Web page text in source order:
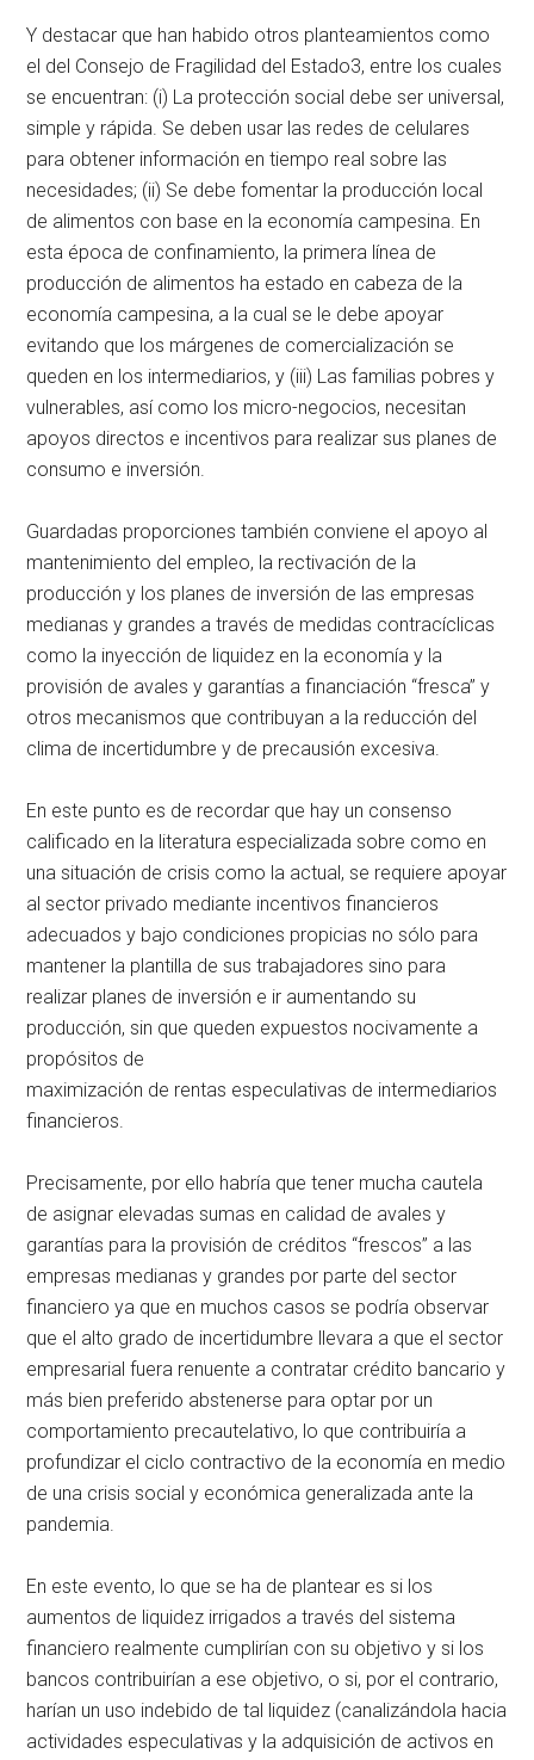
Y destacar que han habido otros planteamientos como
el del Consejo de Fragilidad del Estado3, entre los cuales
se encuentran: (i) La protección social debe ser universal,
simple y rápida. Se deben usar las redes de celulares
para obtener información en tiempo real sobre las
necesidades; (ii) Se debe fomentar la producción local
de alimentos con base en la economía campesina. En
esta época de confinamiento, la primera línea de
producción de alimentos ha estado en cabeza de la
economía campesina, a la cual se le debe apoyar
evitando que los márgenes de comercialización se
queden en los intermediarios, y (iii) Las familias pobres y
vulnerables, así como los micro-negocios, necesitan
apoyos directos e incentivos para realizar sus planes de
consumo e inversión.
Guardadas proporciones también conviene el apoyo al
mantenimiento del empleo, la rectivación de la
producción y los planes de inversión de las empresas
medianas y grandes a través de medidas contracíclicas
como la inyección de liquidez en la economía y la
provisión de avales y garantías a financiación “fresca” y
otros mecanismos que contribuyan a la reducción del
clima de incertidumbre y de precausión excesiva.
En este punto es de recordar que hay un consenso
calificado en la literatura especializada sobre como en
una situación de crisis como la actual, se requiere apoyar
al sector privado mediante incentivos financieros
adecuados y bajo condiciones propicias no sólo para
mantener la plantilla de sus trabajadores sino para
realizar planes de inversión e ir aumentando su
producción, sin que queden expuestos nocivamente a
propósitos de
maximización de rentas especulativas de intermediarios
financieros.
Precisamente, por ello habría que tener mucha cautela
de asignar elevadas sumas en calidad de avales y
garantías para la provisión de créditos “frescos” a las
empresas medianas y grandes por parte del sector
financiero ya que en muchos casos se podría observar
que el alto grado de incertidumbre llevara a que el sector
empresarial fuera renuente a contratar crédito bancario y
más bien preferido abstenerse para optar por un
comportamiento precautelativo, lo que contribuiría a
profundizar el ciclo contractivo de la economía en medio
de una crisis social y económica generalizada ante la
pandemia.
En este evento, lo que se ha de plantear es si los
aumentos de liquidez irrigados a través del sistema
financiero realmente cumplirían con su objetivo y si los
bancos contribuirían a ese objetivo, o si, por el contrario,
harían un uso indebido de tal liquidez (canalizándola hacia
actividades especulativas y la adquisición de activos en